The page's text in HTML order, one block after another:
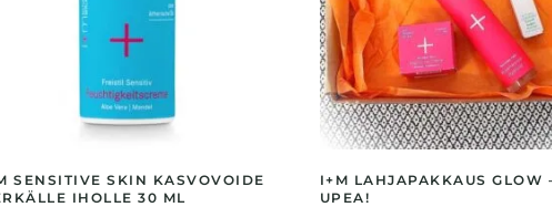
SENSITIVE SKIN KASVOVOIDE
IHOLLE 30 ML
I+M LAHJAPAKKAUS GLOW
UPEA!